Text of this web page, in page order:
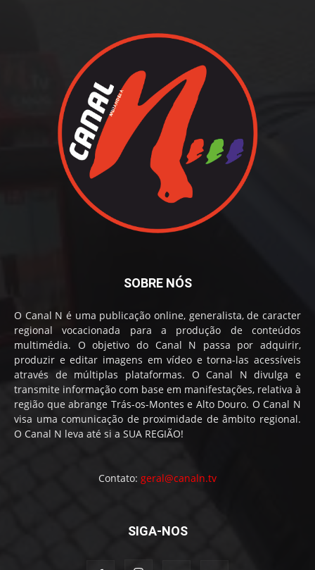
SOBRE NÓS
O Canal N é uma publicação online, generalista, de caracter
regional vocacionada para a produção de conteúdos
multimédia. O objetivo do Canal N passa por adquirir,
produzir e editar imagens em vídeo e torna-las acessíveis
através de múltiplas plataformas. O Canal N divulga e
transmite informação com base em manifestações, relativa à
região que abrange Trás-os-Montes e Alto Douro. O Canal N
visa uma comunicação de proximidade de âmbito regional.
O Canal N leva até si a SUA REGIÃO!
Contato: geral@canaln.tv
SIGA-NOS